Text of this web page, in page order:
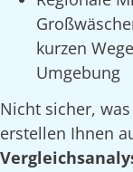
kurzen
Umgebung
Nicht sicher,
erstellen Ihnen